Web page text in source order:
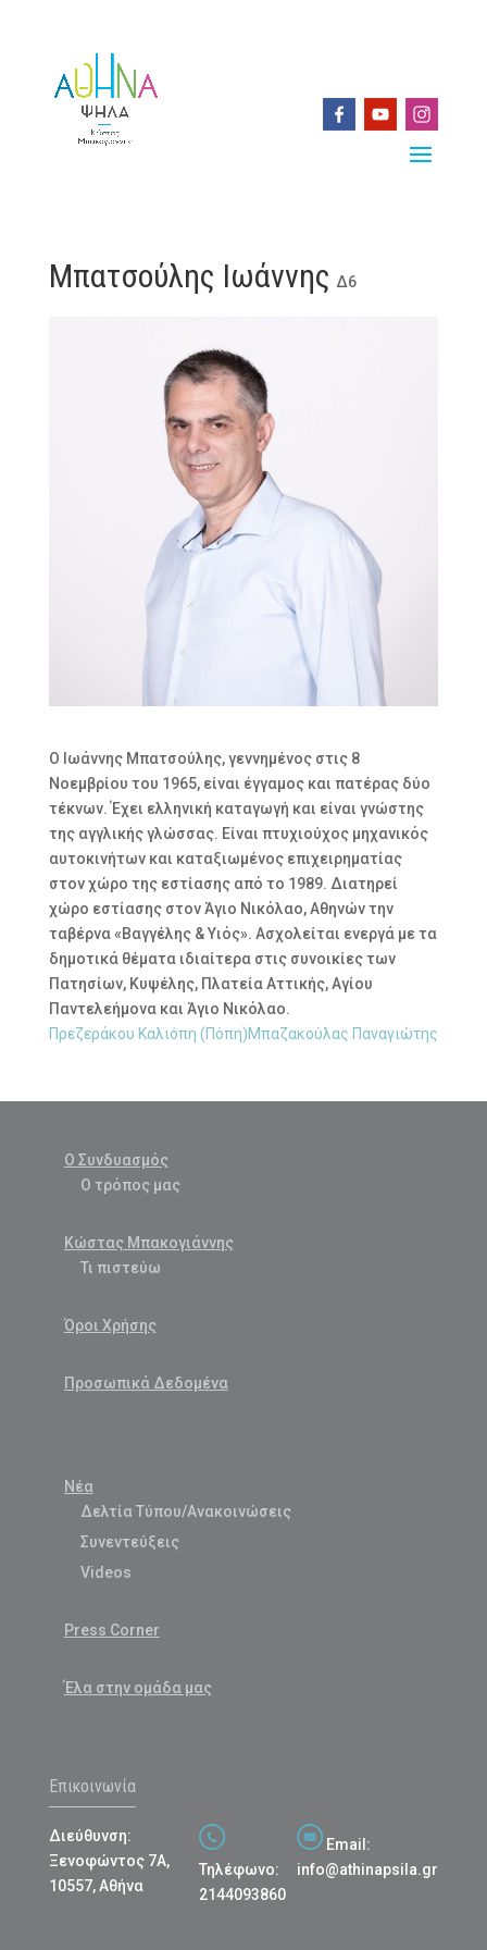
Μπατσούλης Ιωάννης Δ6
Ο Ιωάννης Μπατσούλης, γεννημένος στις 8
Νοεμβρίου του 1965, είναι έγγαμος και πατέρας δύο
τέκνων. Έχει ελληνική καταγωγή και είναι γνώστης
της αγγλικής γλώσσας. Είναι πτυχιούχος μηχανικός
αυτοκινήτων και καταξιωμένος επιχειρηματίας
στον χώρο της εστίασης από το 1989. Διατηρεί
χώρο εστίασης στον Άγιο Νικόλαο, Αθηνών την
ταβέρνα «Βαγγέλης & Υιός». Ασχολείται ενεργά με τα
δημοτικά θέματα ιδιαίτερα στις συνοικίες των
Πατησίων, Κυψέλης, Πλατεία Αττικής, Αγίου
Παντελεήμονα και Άγιο Νικόλαο.
Πρεζεράκου Καλιόπη (Πόπη)Μπαζακούλας Παναγιώτης
Ο Συνδυασμός
Ο τρόπος μας
Κώστας Μπακογιάννης
Τι πιστεύω
Όροι Χρήσης
Προσωπικά Δεδομένα
Νέα
Δελτία Τύπου/Ανακοινώσεις
Συνεντεύξεις
Videos
Press Corner
Έλα στην ομάδα μας
Επικοινωνία
Διεύθυνση:
Ξενοφώντος 7Α,
10557, Αθήνα
Τηλέφωνο:
2144093860
Email:
info@athinapsila.gr